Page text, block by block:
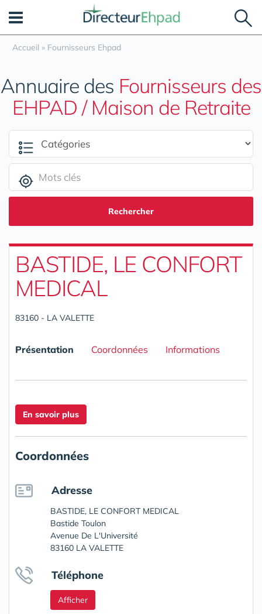
Accueil » Fournisseurs Ehpad
Annuaire des Fournisseurs des
EHPAD / Maison de Retraite
Rechercher
BASTIDE, LE CONFORT
MEDICAL
83160 - LA VALETTE
Présentation Coordonnées Informations
En savoir plus
Coordonnées
Adresse
BASTIDE, LE CONFORT MEDICAL
Bastide Toulon
Avenue De L'Université
83160 LA VALETTE
Téléphone
Afficher
Panneau de gestion des cookies